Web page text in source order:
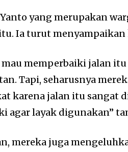
yang merupakan
Ia turut menyampaikan
memperbaiki jalan itu
Tapi, seharusnya
karena jalan itu sangat
agar layak digunakan”
mereka juga